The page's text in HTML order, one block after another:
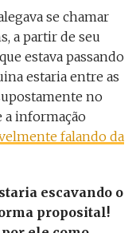
se chamar
a partir de seu
estava passando
estaria entre as
no
a informação
falando da
escavando o
proposital!